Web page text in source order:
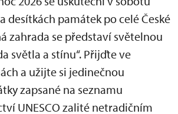
desítkách památek po celé České
zahrada se představí světelnou
světla a stínu“. Přijďte ve
a užijte si jedinečnou
zapsané na seznamu
UNESCO zalité netradičním